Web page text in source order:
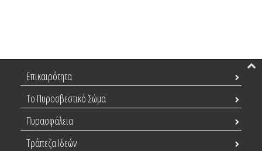
Επικαιρότητα
Το Πυροσβεστικό Σώμα
Πυρασφάλεια
Τράπεζα Ιδεών